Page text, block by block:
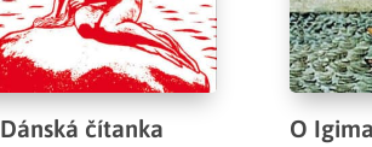
Dánská čítanka
O